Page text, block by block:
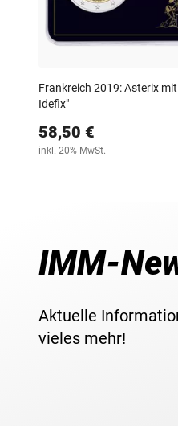
Frankreich 2019: Asterix
Idefix"
58,50 €
inkl. 20% MwSt.
IMM-
Aktuelle
vieles mehr!